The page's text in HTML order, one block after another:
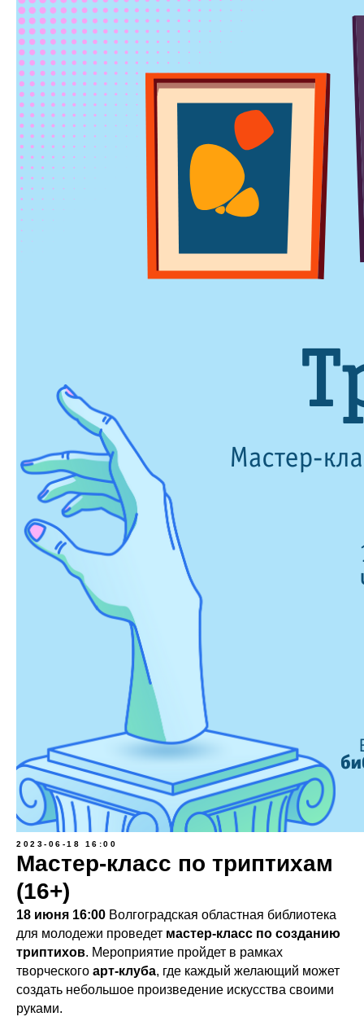
2023-06-18 16:00
Мастер-класс по триптихам
(16+)
18 июня 16:00 Волгоградская областная библиотека
для молодежи проведет мастер-класс по созданию
триптихов. Мероприятие пройдет в рамках
творческого арт-клуба, где каждый желающий может
создать небольшое произведение искусства своими
руками.